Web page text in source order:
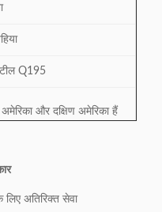
Q195
अमेरिका और दक्षिण अमेरिका हैं
उपलब्ध है। अतिरिक्त
अतिरिक्त सेवा